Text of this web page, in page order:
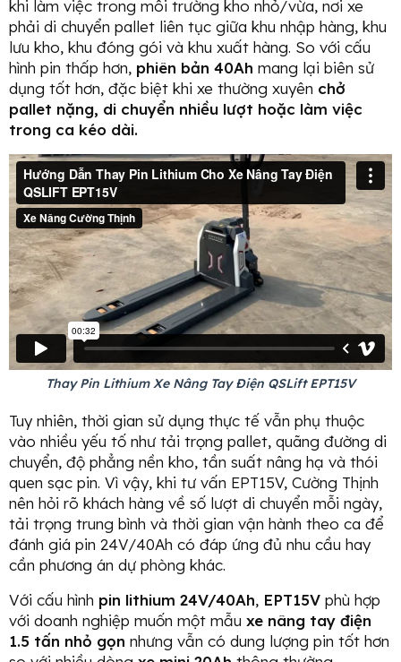
khi làm việc trong môi trường kho nhỏ/vừa, nơi xe
phải di chuyển pallet liên tục giữa khu nhập hàng, khu
lưu kho, khu đóng gói và khu xuất hàng. So với cấu
hình pin thấp hơn, phiên bản 40Ah mang lại biên sử
dụng tốt hơn, đặc biệt khi xe thường xuyên chở
pallet nặng, di chuyển nhiều lượt hoặc làm việc
trong ca kéo dài.
Thay Pin Lithium Xe Nâng Tay Điện QSLift EPT15V
Tuy nhiên, thời gian sử dụng thực tế vẫn phụ thuộc
vào nhiều yếu tố như tải trọng pallet, quãng đường di
chuyển, độ phẳng nền kho, tần suất nâng hạ và thói
quen sạc pin. Vì vậy, khi tư vấn EPT15V, Cường Thịnh
nên hỏi rõ khách hàng về số lượt di chuyển mỗi ngày,
tải trọng trung bình và thời gian vận hành theo ca để
đánh giá pin 24V/40Ah có đáp ứng đủ nhu cầu hay
cần phương án dự phòng khác.
Với cấu hình pin lithium 24V/40Ah, EPT15V phù hợp
với doanh nghiệp muốn một mẫu xe nâng tay điện
1.5 tấn nhỏ gọn nhưng vẫn có dung lượng pin tốt hơn